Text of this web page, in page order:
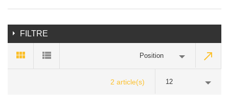
FILTRE
Position
2 article(s) 12